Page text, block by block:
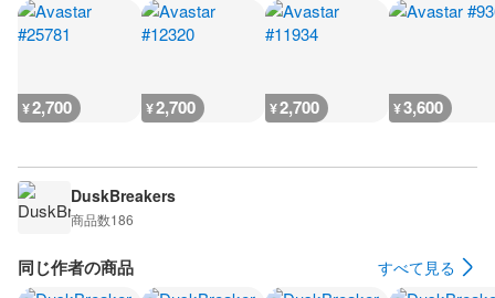
¥2,700 ¥2,700 ¥2,700 ¥3,600
DuskBreakers
商品数186
同じ作者の商品 すべて見る